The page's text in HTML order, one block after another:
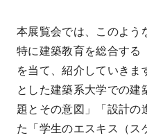
本展覧会では、このよう
特に建築教育を総合する
を当て、紹介していきま
とした建築系大学での建
題とその意図」「設計の
た「学生のエスキス（ス